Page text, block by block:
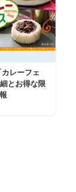
レーフェ
とお得な限